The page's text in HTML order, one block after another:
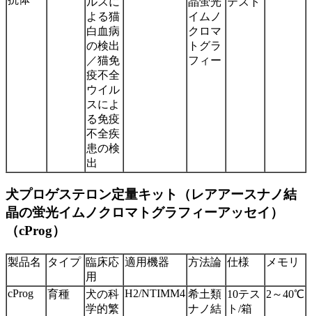
よる猫
白血病
の検出
／猫免
疫不全
ウイル
スによ
る免疫
不全疾
患の検
出
イムノ
クロマ
トグラ
フィー
犬プロゲステロン定量キット（レアアースナノ結
晶の蛍光イムノクロマトグラフィーアッセイ）
（cProg）
製品名 タイプ 臨床応
用
適用機器 方法論 仕様 メモリ
cProg 育種
犬の科
学的繁
H2/NTIMM4 希土類
ナノ結
10テス
ト/箱
2～40℃